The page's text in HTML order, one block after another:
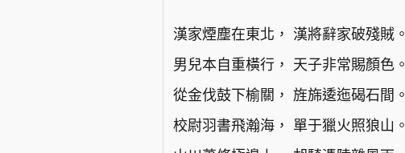
漢家煙塵在東北， 漢將辭家破殘賊。
男兒本自重橫行， 天子非常賜顏色。
從金伐鼓下榆關， 旌旆逶迤碣石間。
校尉羽書飛瀚海， 單于獵火照狼山。